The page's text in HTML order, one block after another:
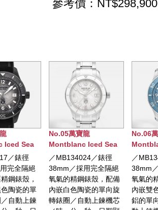
參考價：NT$298,900
No.05萬寶龍
Montblanc Iced Sea
日期顯示自動腕錶0
OXYGEN 特別版
／MB134024／錶徑
38mm／採用完全隔絕
氧氣的精鋼錶殼，配備
內嵌白色陶瓷的單向旋
轉錶圈／自動上鍊機芯
No.06萬寶龍
Montblanc Iced Sea
日期顯示自動腕錶0
OXYGEN 特別版
／MB134022／錶徑
38mm／採用完全隔絕
氧氣的精鋼錶殼，配備
內嵌雙色藍色陽極氧化
鋁的單向旋轉錶圈／自